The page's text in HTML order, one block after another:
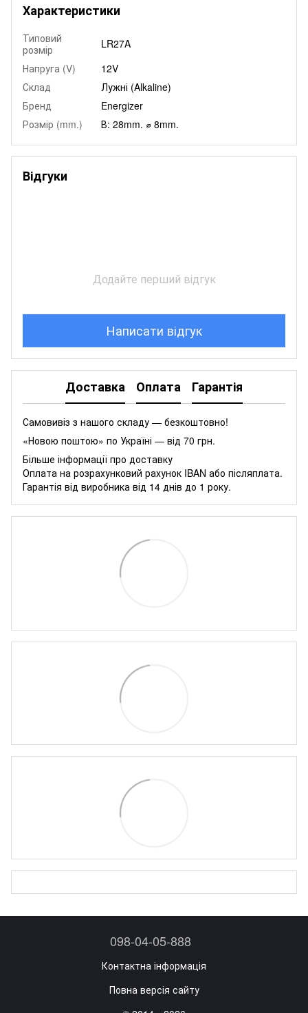
Характеристики
Типовий
розмір
LR27A
Напруга (V)
12V
Склад
Лужні (Alkaline)
Бренд
Energizer
Розмір (mm.)
В: 28mm. ⌀ 8mm.
Відгуки
Додайте перший відгук
Написати відгук
Доставка Оплата Гарантія
Самовивіз з нашого складу — безкоштовно!
«Новою поштою» по Україні — від 70 грн.
Більше інформації про доставку
Оплата на розрахунковий рахунок IBAN або післяплата.
Гарантія від виробника від 14 днів до 1 року.
098-04-05-888
Контактна інформація
Повна версія сайту